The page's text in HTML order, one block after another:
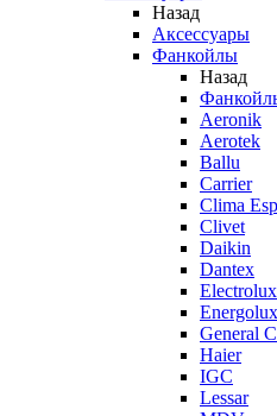
Назад
Аксессуары
Фанкойлы
Назад
Aeronik
Aerotek
Ballu
Carrier
Clima
Clivet
Daikin
Dantex
Energolux
General
Haier
IGC
Lessar